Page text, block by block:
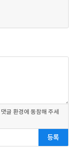
글 환경에 동참해 주세
등록